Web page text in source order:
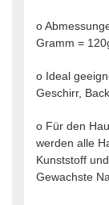
o
Gramm =
o Ideal
Geschirr,
o Für den
werden alle
Kunststoff
Gewachste